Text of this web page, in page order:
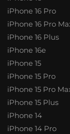
iPhone 16 Pro
iPhone 16 Pro
iPhone 16 Plus
iPhone 16e
iPhone 15
iPhone 15 Pro
iPhone 15 Pro
iPhone 15 Plus
iPhone 14
iPhone 14 Pro